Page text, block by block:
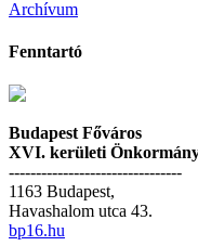
Archívum
Fenntartó
Budapest Főváros
XVI. kerületi
--------------------------------
1163 Budapest,
Havashalom utca 43.
bp16.hu